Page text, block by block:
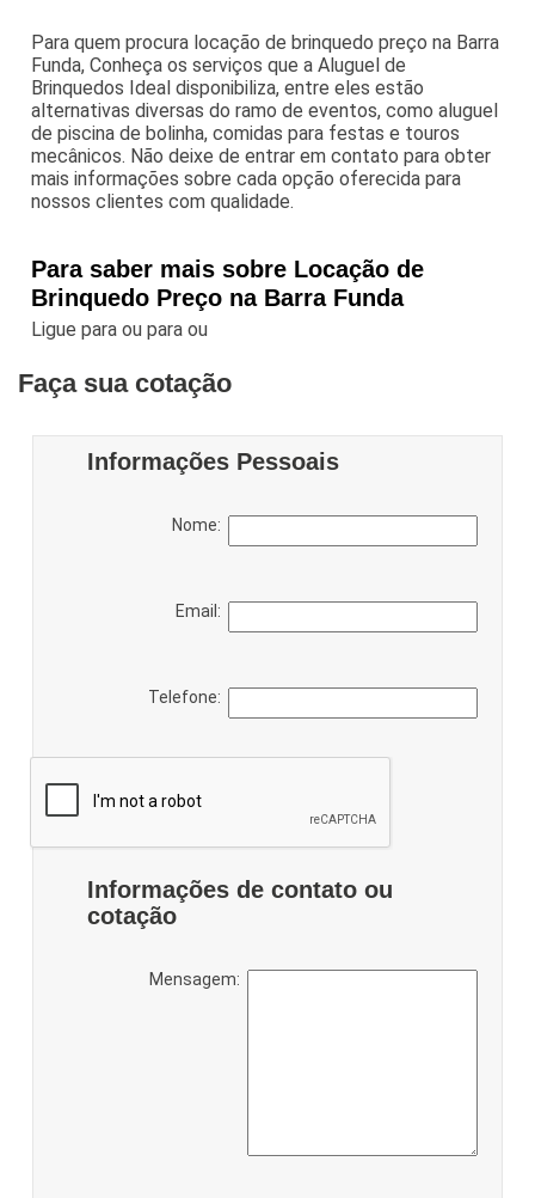
Para quem procura locação de brinquedo preço na Barra
Funda, Conheça os serviços que a Aluguel de
Brinquedos Ideal disponibiliza, entre eles estão
alternativas diversas do ramo de eventos, como aluguel
de piscina de bolinha, comidas para festas e touros
mecânicos. Não deixe de entrar em contato para obter
mais informações sobre cada opção oferecida para
nossos clientes com qualidade.
Para saber mais sobre Locação de
Brinquedo Preço na Barra Funda
Ligue paraou paraou
Faça sua cotação
Informações Pessoais
Nome:
Email:
Telefone:
Informações de contato ou
cotação
Mensagem: